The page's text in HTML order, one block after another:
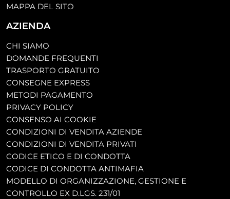
MAPPA DEL SITO
AZIENDA
CHI SIAMO
DOMANDE FREQUENTI
TRASPORTO GRATUITO
CONSEGNE EXPRESS
METODI PAGAMENTO
PRIVACY POLICY
CONSENSO AI COOKIE
CONDIZIONI DI VENDITA AZIENDE
CONDIZIONI DI VENDITA PRIVATI
CODICE ETICO E DI CONDOTTA
CODICE DI CONDOTTA ANTIMAFIA
MODELLO DI ORGANIZZAZIONE, GESTIONE E
CONTROLLO EX D.LGS. 231/01